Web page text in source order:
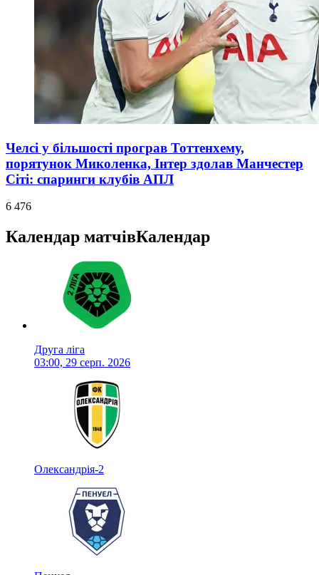
Челсі у більшості програв Тоттенхему,
порятунок Миколенка, Інтер здолав Манчестер
Сіті: спаринги клубів АПЛ
6 476
Календар матчівКалендар
Друга ліга
03:00, 29 серп. 2026
Олександрія-2